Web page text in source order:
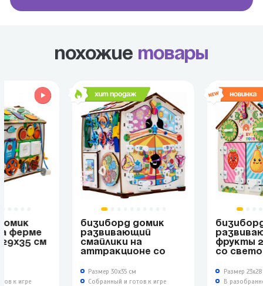
Похожие товары
ФЕРМЕ
СМ
к игре
БИЗИБОРД ДОМИК
РАЗВИВАЮЩИЙ
СМАЙЛИКИ НА
АТТРАКЦИОНЕ СО
Размер 30х35 см
Собранный и готов к игре
ФРУКТЫ
СО
Размер
В